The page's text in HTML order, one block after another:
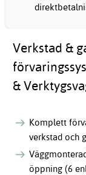
Verkstad &
&
Komplett
verkstad och
öppning (6